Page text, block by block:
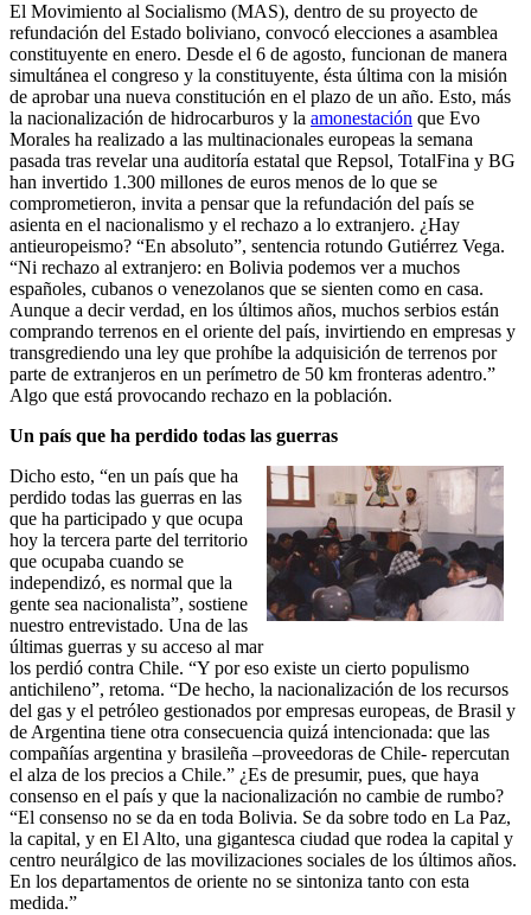
El Movimiento al Socialismo (MAS), dentro de su proyecto de
refundación del Estado boliviano, convocó elecciones a asamblea
constituyente en enero. Desde el 6 de agosto, funcionan de manera
simultánea el congreso y la constituyente, ésta última con la misión
de aprobar una nueva constitución en el plazo de un año. Esto, más
la nacionalización de hidrocarburos y la amonestación que Evo
Morales ha realizado a las multinacionales europeas la semana
pasada tras revelar una auditoría estatal que Repsol, TotalFina y BG
han invertido 1.300 millones de euros menos de lo que se
comprometieron, invita a pensar que la refundación del país se
asienta en el nacionalismo y el rechazo a lo extranjero. ¿Hay
antieuropeismo? “En absoluto”, sentencia rotundo Gutiérrez Vega.
“Ni rechazo al extranjero: en Bolivia podemos ver a muchos
españoles, cubanos o venezolanos que se sienten como en casa.
Aunque a decir verdad, en los últimos años, muchos serbios están
comprando terrenos en el oriente del país, invirtiendo en empresas y
transgrediendo una ley que prohíbe la adquisición de terrenos por
parte de extranjeros en un perímetro de 50 km fronteras adentro.”
Algo que está provocando rechazo en la población.
Un país que ha perdido todas las guerras
Dicho esto, “en un país que ha
perdido todas las guerras en las
que ha participado y que ocupa
hoy la tercera parte del territorio
que ocupaba cuando se
independizó, es normal que la
gente sea nacionalista”, sostiene
nuestro entrevistado. Una de las
últimas guerras y su acceso al mar
los perdió contra Chile. “Y por eso existe un cierto populismo
antichileno”, retoma. “De hecho, la nacionalización de los recursos
del gas y el petróleo gestionados por empresas europeas, de Brasil y
de Argentina tiene otra consecuencia quizá intencionada: que las
compañías argentina y brasileña –proveedoras de Chile- repercutan
el alza de los precios a Chile.” ¿Es de presumir, pues, que haya
consenso en el país y que la nacionalización no cambie de rumbo?
“El consenso no se da en toda Bolivia. Se da sobre todo en La Paz,
la capital, y en El Alto, una gigantesca ciudad que rodea la capital y
centro neurálgico de las movilizaciones sociales de los últimos años.
En los departamentos de oriente no se sintoniza tanto con esta
medida.”